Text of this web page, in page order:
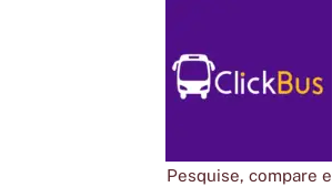
Pesquise, compare e